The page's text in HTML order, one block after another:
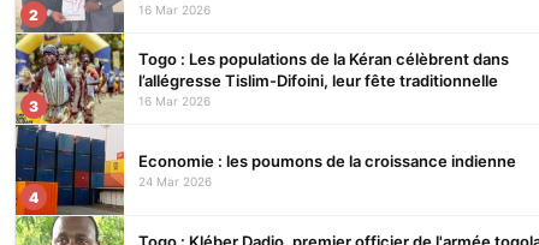
2 16 Mar 2026
3
Togo : Les populations de la Kéran célèbrent dans
l’allégresse Tislim-Difoini, leur fête traditionnelle
16 Mar 2026
4
Economie : les poumons de la croissance indienne
24 Mar 2026
Togo : Kléber Dadjo, premier officier de l'armée